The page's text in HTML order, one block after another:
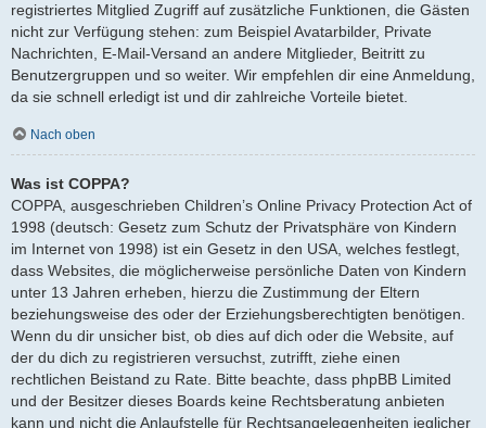
registriertes Mitglied Zugriff auf zusätzliche Funktionen, die Gästen
nicht zur Verfügung stehen: zum Beispiel Avatarbilder, Private
Nachrichten, E-Mail-Versand an andere Mitglieder, Beitritt zu
Benutzergruppen und so weiter. Wir empfehlen dir eine Anmeldung,
da sie schnell erledigt ist und dir zahlreiche Vorteile bietet.
Nach oben
Was ist COPPA?
COPPA, ausgeschrieben Children’s Online Privacy Protection Act of
1998 (deutsch: Gesetz zum Schutz der Privatsphäre von Kindern
im Internet von 1998) ist ein Gesetz in den USA, welches festlegt,
dass Websites, die möglicherweise persönliche Daten von Kindern
unter 13 Jahren erheben, hierzu die Zustimmung der Eltern
beziehungsweise des oder der Erziehungsberechtigten benötigen.
Wenn du dir unsicher bist, ob dies auf dich oder die Website, auf
der du dich zu registrieren versuchst, zutrifft, ziehe einen
rechtlichen Beistand zu Rate. Bitte beachte, dass phpBB Limited
und der Besitzer dieses Boards keine Rechtsberatung anbieten
kann und nicht die Anlaufstelle für Rechtsangelegenheiten jeglicher